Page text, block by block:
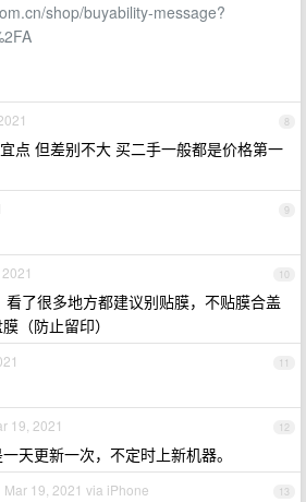
shop/buyability-message?
8
点 但差别不大 买二手一般都是价格第一
9
10
了很多地方都建议别贴膜，不贴膜合盖
（防止留印）
11
12
19, 2021
天更新一次，不定时上新机器。
13
Mar 19, 2021 via iPhone